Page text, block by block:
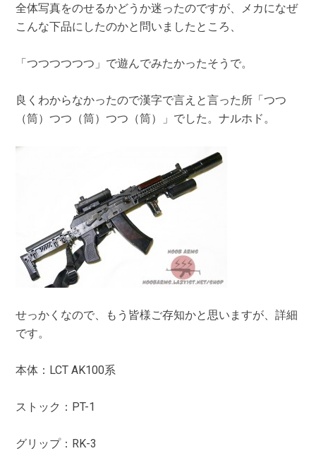
全体写真をのせるかどうか迷ったのですが、メカになぜ
こんな下品にしたのかと問いましたところ、
「つつつつつつ」で遊んでみたかったそうで。
良くわからなかったので漢字で言えと言った所「つつ
（筒）つつ（筒）つつ（筒）」でした。ナルホド。
せっかくなので、もう皆様ご存知かと思いますが、詳細
です。
本体：LCT AK100系
ストック：PT-1
グリップ：RK-3